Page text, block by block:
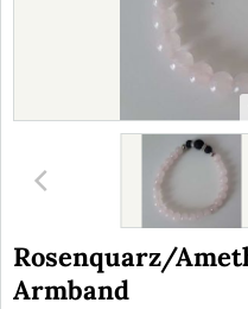
Rosenquarz/
Armband